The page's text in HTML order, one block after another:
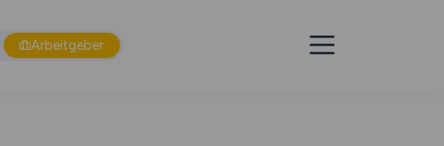
Arbeitgeber